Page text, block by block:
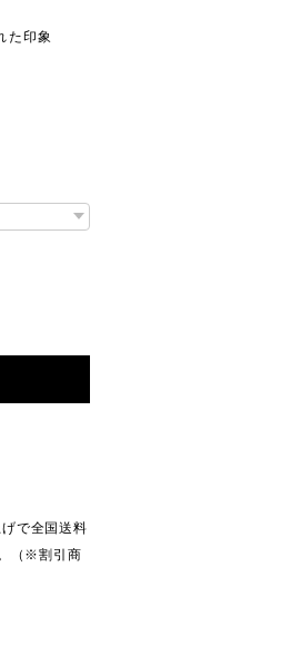
た印象
で全国送料
（※割引商